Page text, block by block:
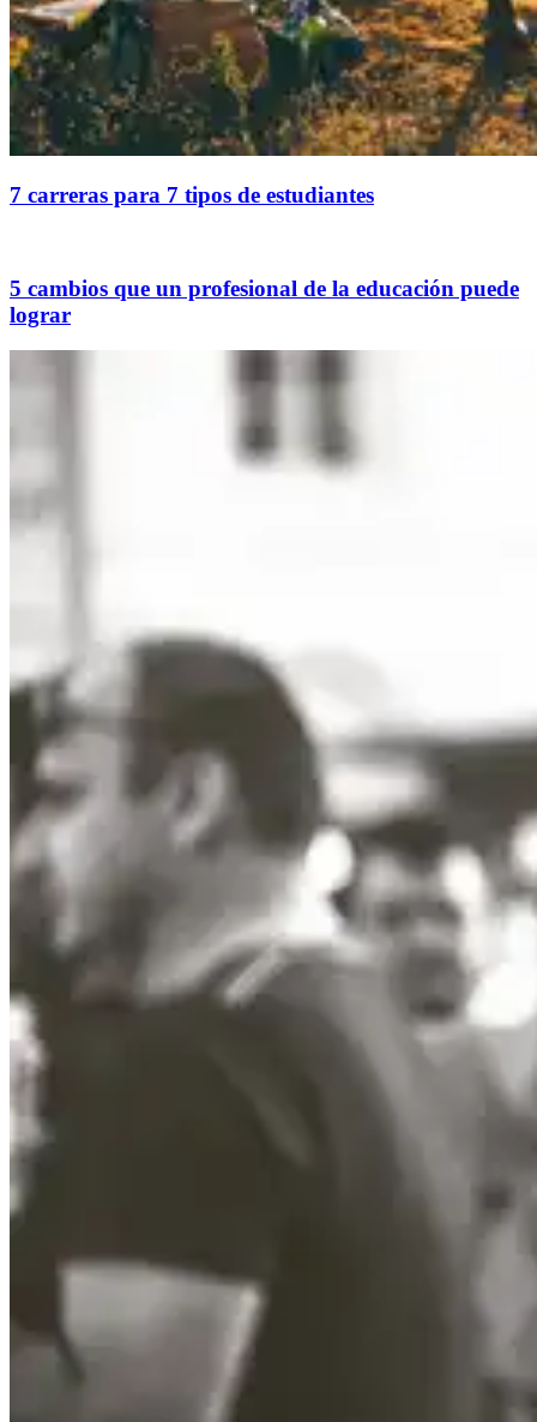
7 carreras para 7 tipos de estudiantes
5 cambios que un profesional de la educación puede
lograr